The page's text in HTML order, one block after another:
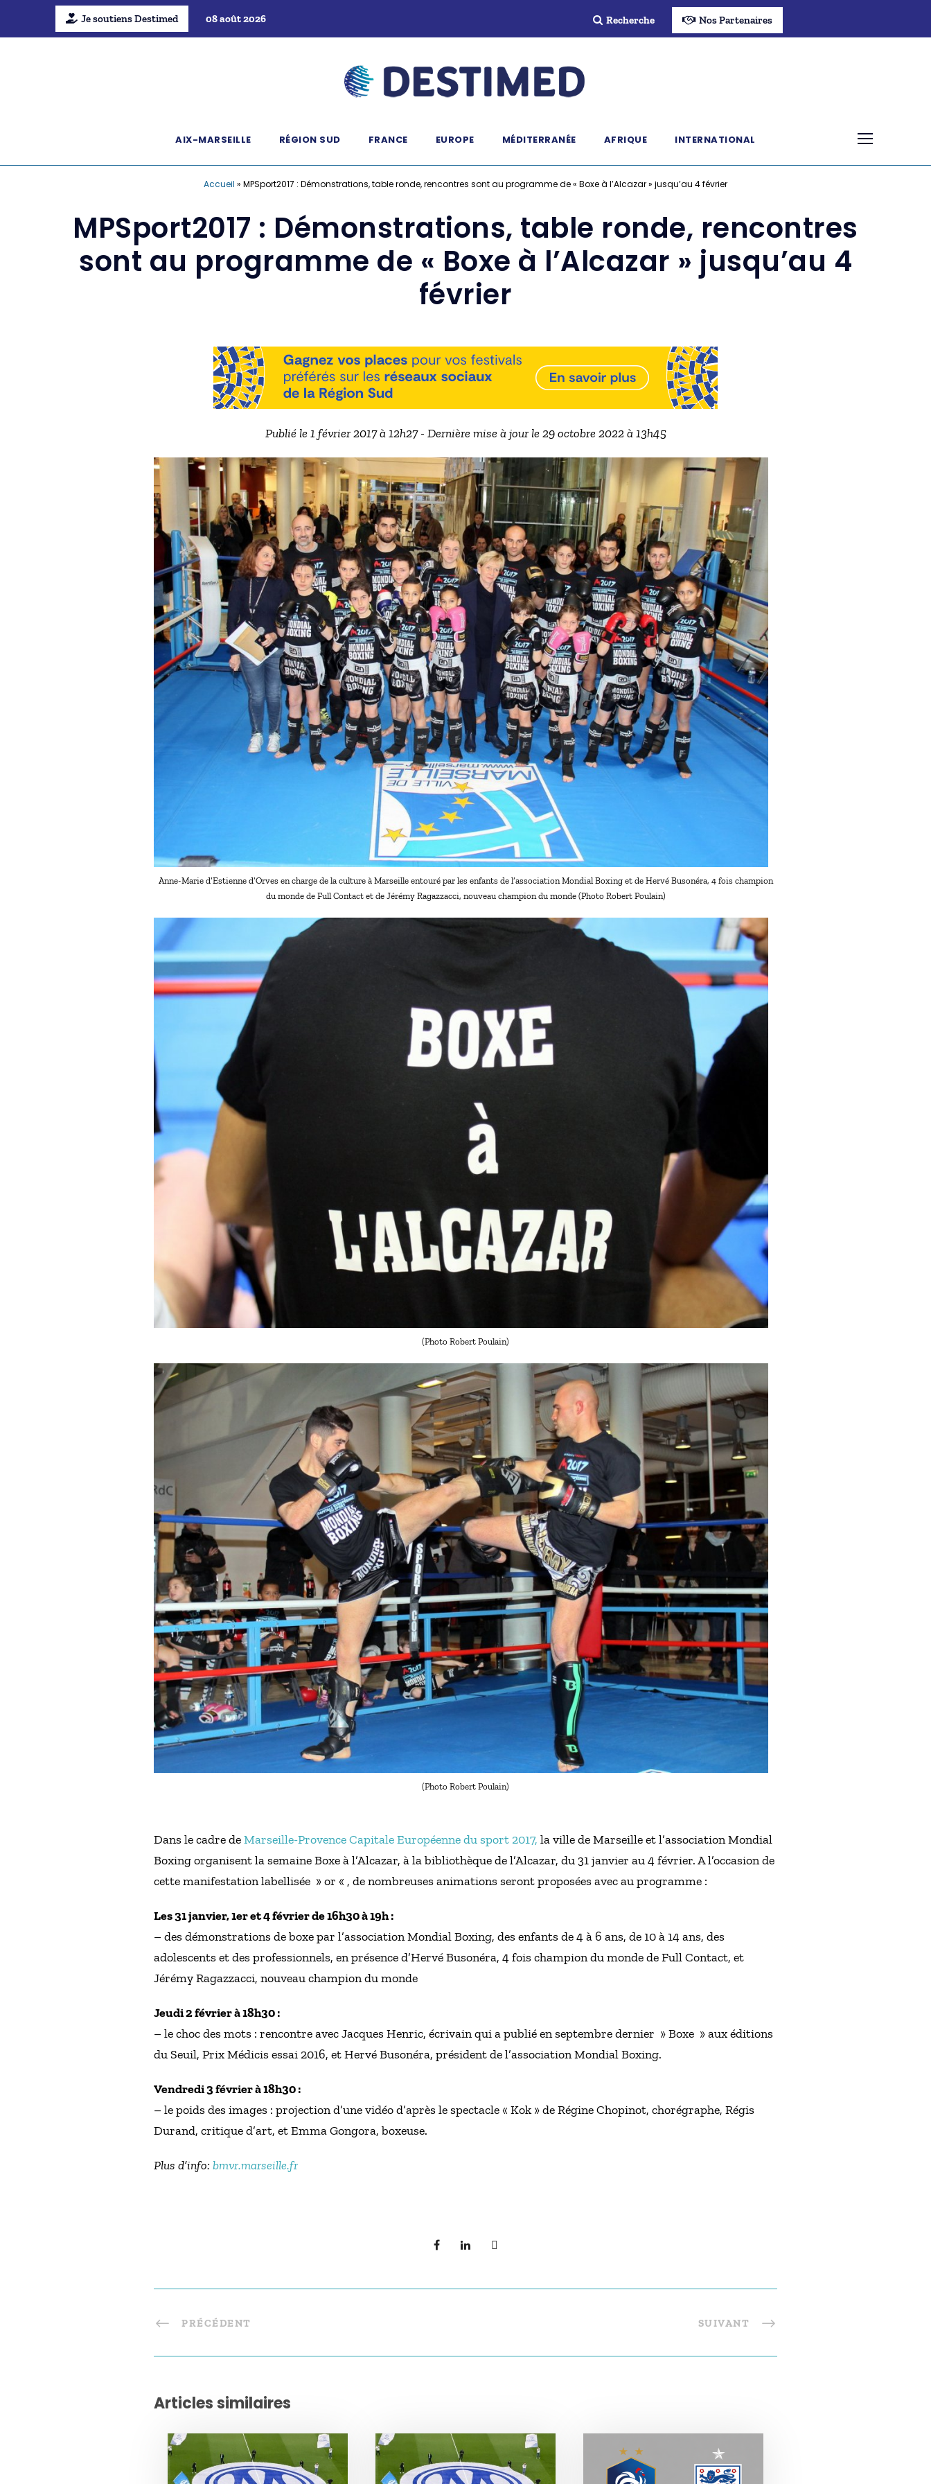
Je soutiens Destimed 08 août 2026 Recherche Nos Partenaires
AIX-MARSEILLE RÉGION SUD FRANCE EUROPE MÉDITERRANÉE AFRIQUE INTERNATIONAL
Accueil » MPSport2017 : Démonstrations, table ronde, rencontres sont au programme de « Boxe à l’Alcazar » jusqu’au 4 février
MPSport2017 : Démonstrations, table ronde, rencontres
sont au programme de « Boxe à l’Alcazar » jusqu’au 4
février
Publié le 1 février 2017 à 12h27 - Dernière mise à jour le 29 octobre 2022 à 13h45
Anne-Marie d’Estienne d’Orves en charge de la culture à Marseille entouré par les enfants de l’association Mondial Boxing et de Hervé Busonéra, 4 fois champion
du monde de Full Contact et de Jérémy Ragazzacci, nouveau champion du monde (Photo Robert Poulain)
(Photo Robert Poulain)
(Photo Robert Poulain)
Dans le cadre deMarseille-Provence Capitale Européenne du sport 2017, la ville de Marseille et l’association Mondial
Boxing organisent la semaine Boxe à l’Alcazar, à la bibliothèque de l’Alcazar, du 31 janvier au 4 février. A l’occasion de
cette manifestation labellisée » or « , de nombreuses animations seront proposées avec au programme :
Les 31 janvier, 1er et 4 février de 16h30 à 19h :
– des démonstrations de boxe par l’association Mondial Boxing, des enfants de 4 à 6 ans, de 10 à 14 ans, des
adolescents et des professionnels, en présence d’Hervé Busonéra, 4 fois champion du monde de Full Contact, et
Jérémy Ragazzacci, nouveau champion du monde
Jeudi 2 février à 18h30 :
– le choc des mots : rencontre avec Jacques Henric, écrivain qui a publié en septembre dernier » Boxe » aux éditions
du Seuil, Prix Médicis essai 2016, et Hervé Busonéra, président de l’association Mondial Boxing.
Vendredi 3 février à 18h30 :
– le poids des images : projection d’une vidéo d’après le spectacle « Kok » de Régine Chopinot, chorégraphe, Régis
Durand, critique d’art, et Emma Gongora, boxeuse.
Plus d’info:bmvr.marseille.fr
PRÉCÉDENT SUIVANT
Articles similaires